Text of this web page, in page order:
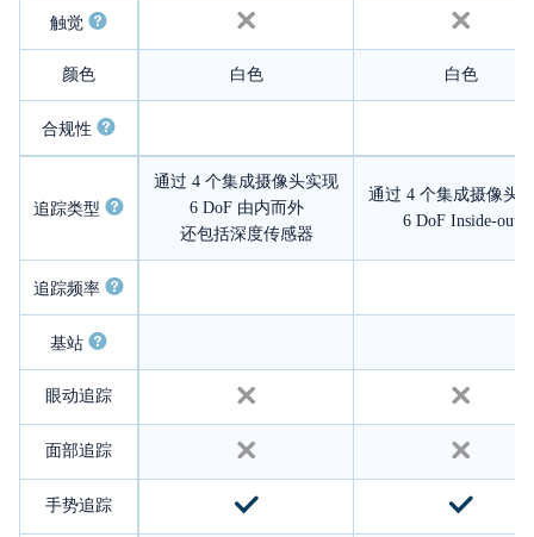
触觉
颜色 白色 白色
合规性
追踪类型
通过 4 个集成摄像头实现
6 DoF 由内而外
还包括深度传感器
通过 4 个集成摄像头
6 DoF Inside-out
追踪频率
基站
眼动追踪
面部追踪
手势追踪